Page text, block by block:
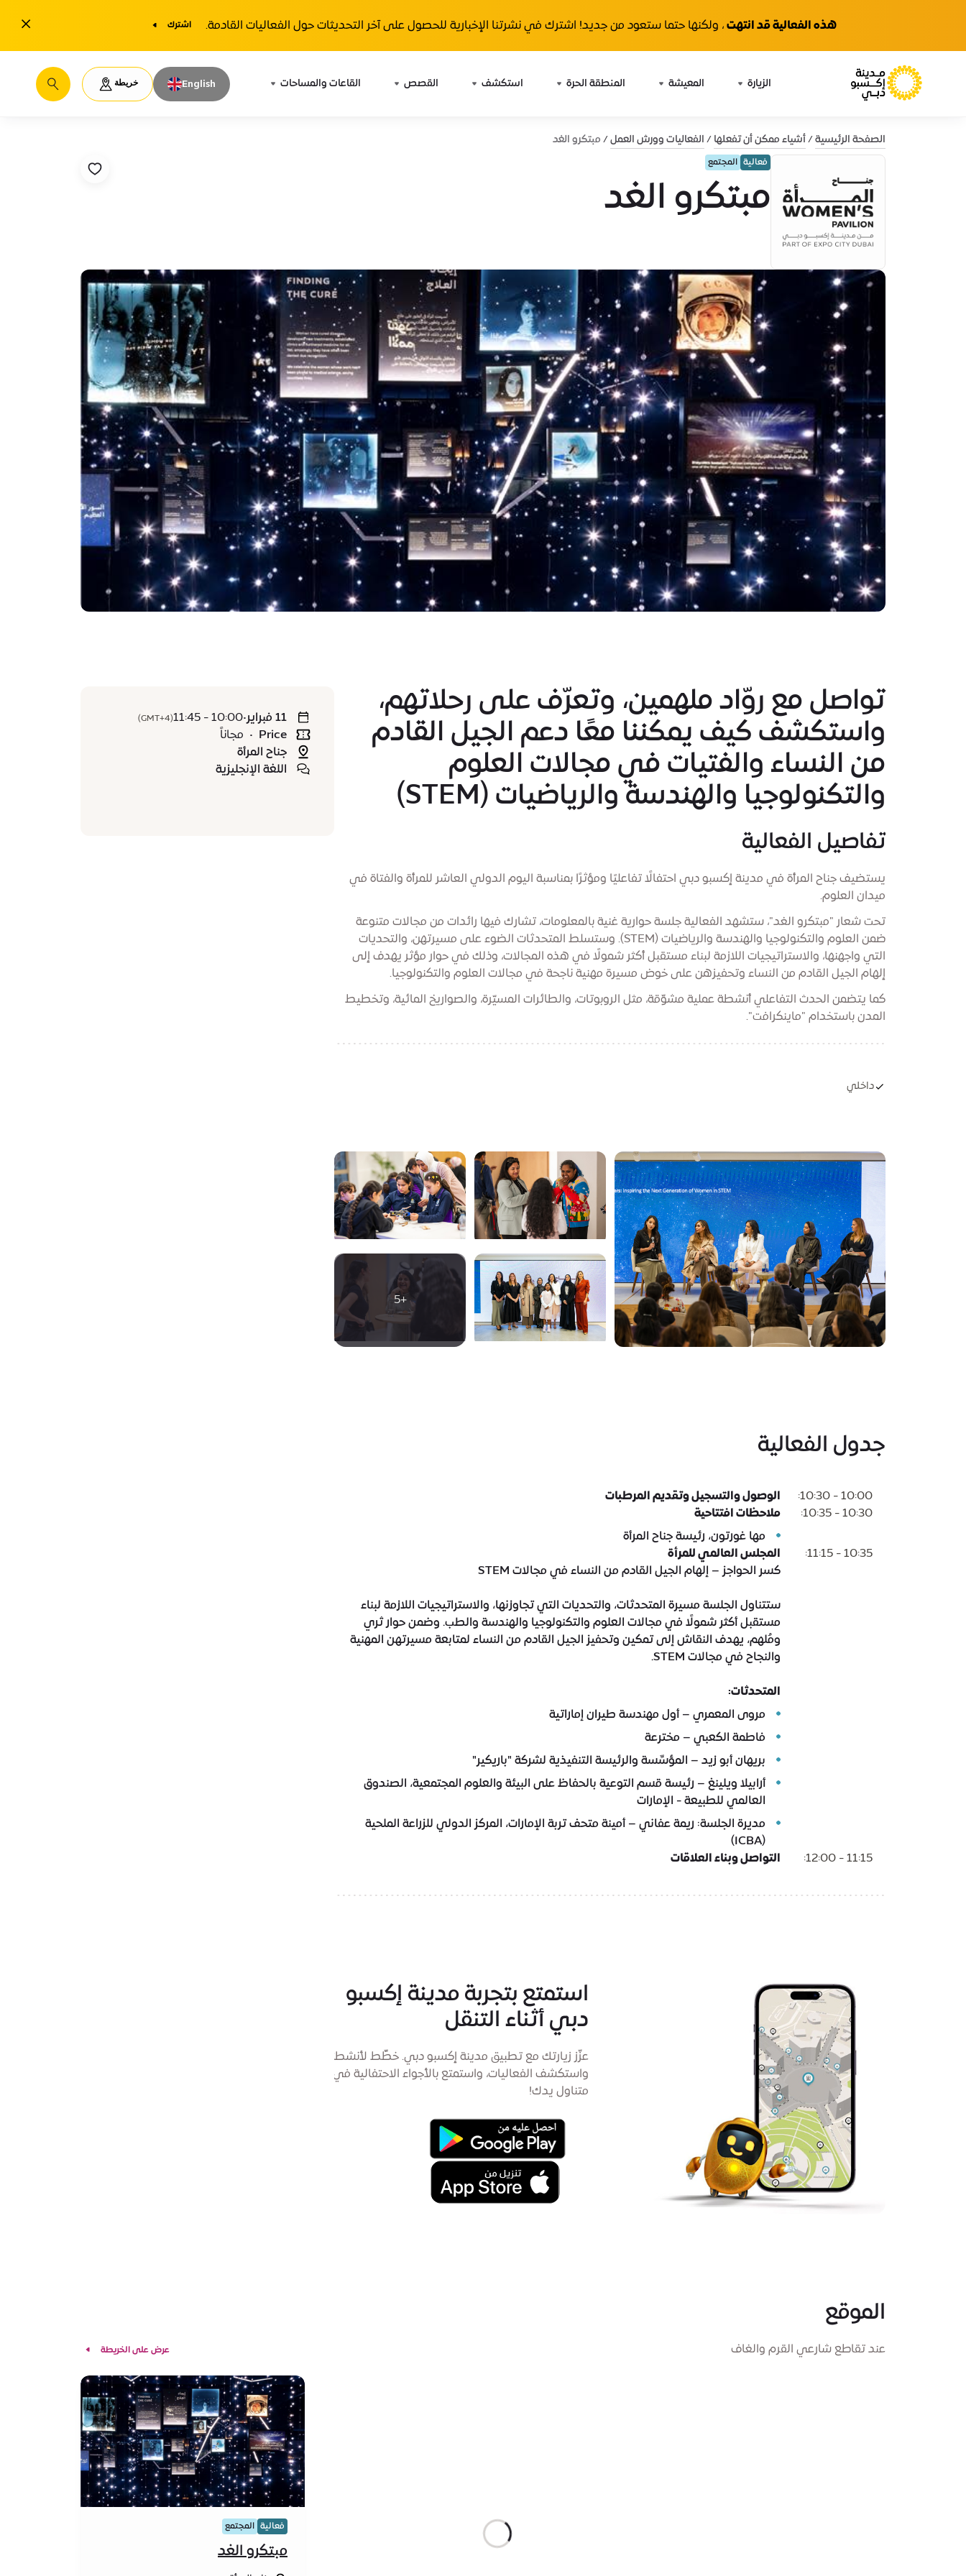
هذه الفعالية قد انتهت ، ولكنها حتما ستعود من جديد! اشترك في نشرتنا الإخبارية للحصول على آخر التحديثات حول الفعاليات القادمة. اشترك
الزيارة المعيشة المنطقة الحرة استكشف القصص القاعات والمساحات English خريطة
يبحث
الصفحة الرئيسية أشياء ممكن أن تفعلها الفعاليات وورش العمل مبتكرو الغد
فعالية المجتمع
مبتكرو الغد
11 فبراير •
10:00 - 11:45
(GMT+4)
Price
• مجاناً
جناح المرأة
اللغة الإنجليزية
تواصل مع روّاد ملهمين، وتعرّف على رحلاتهم،
واستكشف كيف يمكننا معًا دعم الجيل القادم
من النساء والفتيات في مجالات العلوم
والتكنولوجيا والهندسة والرياضيات (STEM)
تفاصيل الفعالية
يستضيف جناح المرأة في مدينة إكسبو دبي احتفالًا تفاعليًا ومؤثرًا بمناسبة اليوم الدولي العاشر للمرأة والفتاة في
ميدان العلوم.
تحت شعار "مبتكرو الغد"، ستشهد الفعالية جلسة حوارية غنية بالمعلومات، تشارك فيها رائدات من مجالات متنوعة
ضمن العلوم والتكنولوجيا والهندسة والرياضيات (STEM). وستسلط المتحدثات الضوء على مسيرتهن، والتحديات
التي واجهنها، والاستراتيجيات اللازمة لبناء مستقبل أكثر شمولًا في هذه المجالات، وذلك في حوار مؤثر يهدف إلى
إلهام الجيل القادم من النساء وتحفيزهن على خوض مسيرة مهنية ناجحة في مجالات العلوم والتكنولوجيا.
كما يتضمن الحدث التفاعلي أنشطة عملية مشوّقة، مثل الروبوتات، والطائرات المسيّرة، والصواريخ المائية، وتخطيط
المدن باستخدام "ماينكرافت".
داخلي
+5
جدول الفعالية
10:00 - 10:30:
الوصول والتسجيل وتقديم المرطبات
10:30 - 10:35:
ملاحظات افتتاحية
مها غورتون، رئيسة جناح المرأة
10:35 - 11:15:
المجلس العالمي للمرأة
كسر الحواجز – إلهام الجيل القادم من النساء في مجالات STEM
ستتناول الجلسة مسيرة المتحدثات، والتحديات التي تجاوزنها، والاستراتيجيات اللازمة لبناء
مستقبل أكثر شمولًا في مجالات العلوم والتكنولوجيا والهندسة والطب. وضمن حوار ثري
ومُلهم، يهدف النقاش إلى تمكين وتحفيز الجيل القادم من النساء لمتابعة مسيرتهن المهنية
والنجاح في مجالات STEM.
المتحدثات:
مروى المعمري – أول مهندسة طيران إماراتية
فاطمة الكعبي – مخترعة
بريهان أبو زيد – المؤسِّسة والرئيسة التنفيذية لشركة "باريكير"
أرابيلا ويلينغ – رئيسة قسم التوعية بالحفاظ على البيئة والعلوم المجتمعية، الصندوق
العالمي للطبيعة - الإمارات
مديرة الجلسة: ريمة عفاني – أمينة متحف تربة الإمارات، المركز الدولي للزراعة الملحية
(ICBA)
11:15 - 12:00:
التواصل وبناء العلاقات
استمتع بتجربة مدينة إكسبو
دبي أثناء التنقل
عزّز زيارتك مع تطبيق مدينة إكسبو دبي. خطِّط لأنشطتك،
واستكشف الفعاليات، واستمتع بالأجواء الاحتفالية في
متناول يدك!
الموقع
عند تقاطع شارعي القرم والغاف عرض على الخريطة
فعالية المجتمع
مبتكرو الغد